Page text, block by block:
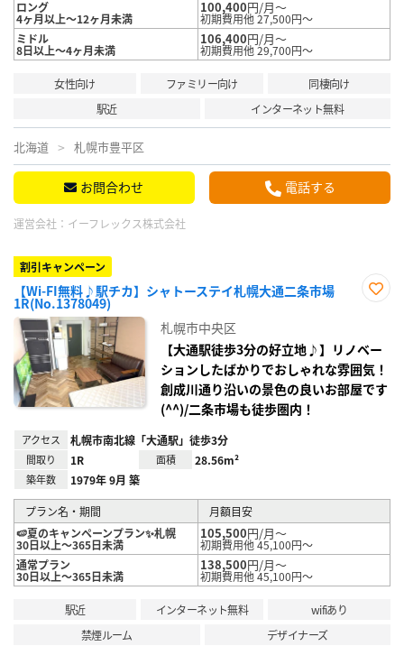
ロング
4ヶ月以上～12ヶ月未満
100,400円/月～
初期費用他 27,500円～
ミドル
8日以上～4ヶ月未満
106,400円/月～
初期費用他 29,700円～
女性向け ファミリー向け
同棲向け
駅近
インターネット無料
北海道 札幌市豊平区
お問合わせ 電話する
運営会社： イーフレックス株式会社
割引キャンペーン
【Wi-FI無料♪駅チカ】シャトーステイ札幌大通二条市場
1R(No.1378049)
録
札幌市中央区
【大通駅徒歩3分の好立地♪】リノベー
ションしたばかりでおしゃれな雰囲気！
創成川通り沿いの景色の良いお部屋です
(^^)/二条市場も徒歩圏内！
アクセス 札幌市南北線「大通駅」徒歩3分
間取り 1R 面積 28.56m²
築年数 1979年 9月 築
プラン名・期間
月額目安
🍉夏のキャンペーンプラン✨札幌
30日以上～365日未満
105,500円/月～
初期費用他 45,100円～
通常プラン
30日以上～365日未満
138,500円/月～
初期費用他 45,100円～
駅近 インターネット無料
wifiあり
禁煙ルーム
デザイナーズ